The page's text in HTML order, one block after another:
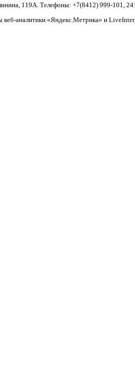
119А. Телефоны: +7(8412) 999-101,
веб-аналитики «Яндекс.Метрика» и